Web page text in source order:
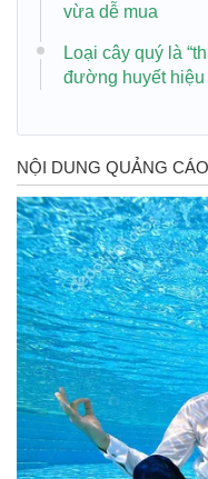
vừa dễ mua
Loại cây quý là
đường huyết hiệu